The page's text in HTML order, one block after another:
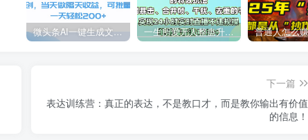
微头条AI一键生成文章，100%过原创，当天做隔天收益，可批量，一天轻松200+ 一生所爱无人整蛊升级版9.0，利用动态噪点+光斑粒子光条推进的特效玩法，内附暴击、合并帧、干扰、去重的手法，实现24小时实时直播不违规操，单场日入1500+，小白也能无脑驾驭
下一篇
表达训练营：真正的表达，不是教口才，而是教你输出有价值
的信息！